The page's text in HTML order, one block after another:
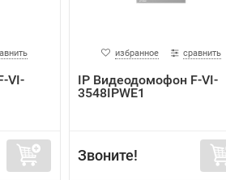
VI-
избранное сравнить
IP Видеодомофон F-VI-
3548IPWE1
Звоните!